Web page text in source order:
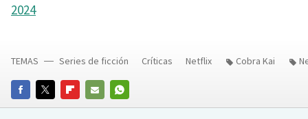
2024
FACEBOOKTWITTERFLIPBOARD
E-
WHATSAPP
TEMAS Series de ficción Críticas Netflix Cobra Kai